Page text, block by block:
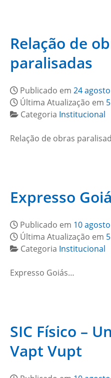
Relação de
paralisadas
Publicado em 24
Última Atualização em
Categoria Institucional
Relação de obras
Expresso
Publicado em 10
Última Atualização em
Categoria Institucional
Expresso Goiás…
SIC Físico –
Vapt Vupt